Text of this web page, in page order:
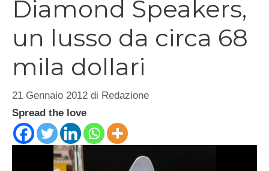
Diamond Speakers,
un lusso da circa 68
mila dollari
21 Gennaio 2012 di Redazione
Spread the love